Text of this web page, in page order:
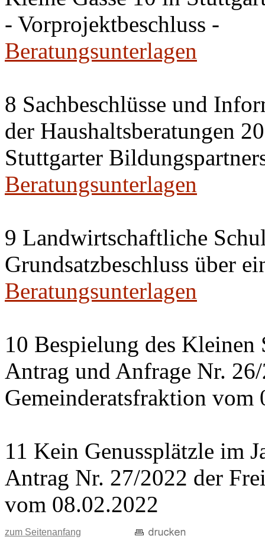
- Vorprojektbeschluss -
Beratungsunterlagen
8 Sachbeschlüsse und
der Haushaltsberatungen
Stuttgarter
Beratungsunterlagen
9 Landwirtschaftliche
Grundsatzbeschluss über
Beratungsunterlagen
10 Bespielung des Kleinen
Antrag und Anfrage Nr.
Gemeinderatsfraktion vom
11 Kein Genussplätzle im
Antrag Nr. 27/2022 der
vom 08.02.2022
zum Seitenanfang